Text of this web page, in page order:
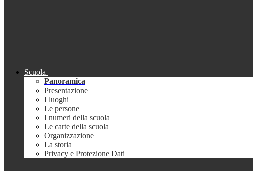
Scuola
Panoramica
Presentazione
I luoghi
Le persone
I numeri della scuola
Le carte della scuola
Organizzazione
La storia
Privacy e Protezione Dati